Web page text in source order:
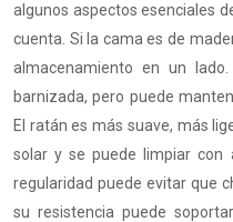
algunos aspectos esenciales
cuenta. Si la cama es de
almacenamiento en un
barnizada, pero puede
El ratán es más suave, más
solar y se puede limpiar con
regularidad puede evitar que
su resistencia puede